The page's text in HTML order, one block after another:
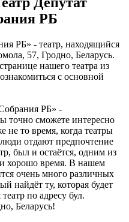
РБ
РБ» - театр, находящийся
57, Гродно, Беларусь.
нашего театра из
с основной
РБ» -
точно сможете интересно
не то время, когда театры
отдают предпочтение
был и остаётся, одним из
хорошо время. В нашем
очень много различных
найдёт ту, которая будет
по адресу бул.
Беларусь!